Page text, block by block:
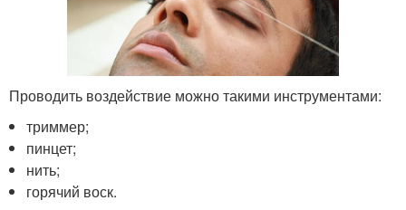
Проводить воздействие можно такими инструментами:
триммер;
пинцет;
нить;
горячий воск.